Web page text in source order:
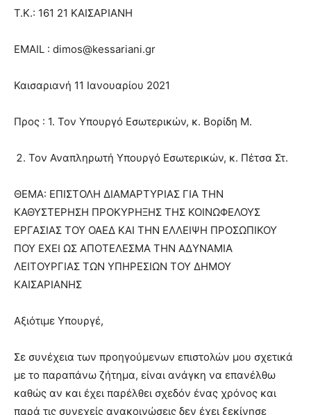
Τ.Κ.: 161 21 ΚΑΙΣΑΡΙΑΝΗ
EMAIL : dimos@kessariani.gr
Καισαριανή 11 Ιανουαρίου 2021
Προς : 1. Τον Υπουργό Εσωτερικών, κ. Βορίδη Μ.
Τον Αναπληρωτή Υπουργό Εσωτερικών, κ. Πέτσα Στ.
ΘΕΜΑ: ΕΠΙΣΤΟΛΗ ΔΙΑΜΑΡΤΥΡΙΑΣ ΓΙΑ ΤΗΝ
ΚΑΘΥΣΤΕΡΗΣΗ ΠΡΟΚΥΡΗΞΗΣ ΤΗΣ ΚΟΙΝΩΦΕΛΟΥΣ
ΕΡΓΑΣΙΑΣ ΤΟΥ ΟΑΕΔ ΚΑΙ ΤΗΝ ΕΛΛΕΙΨΗ ΠΡΟΣΩΠΙΚΟΥ
ΠΟΥ ΕΧΕΙ ΩΣ ΑΠΟΤΕΛΕΣΜΑ ΤΗΝ ΑΔΥΝΑΜΙΑ
ΛΕΙΤΟΥΡΓΙΑΣ ΤΩΝ ΥΠΗΡΕΣΙΩΝ ΤΟΥ ΔΗΜΟΥ
ΚΑΙΣΑΡΙΑΝΗΣ
Αξιότιμε Υπουργέ,
Σε συνέχεια των προηγούμενων επιστολών μου σχετικά
με το παραπάνω ζήτημα, είναι ανάγκη να επανέλθω
καθώς αν και έχει παρέλθει σχεδόν ένας χρόνος και
παρά τις συνεχείς ανακοινώσεις δεν έχει ξεκίνησε